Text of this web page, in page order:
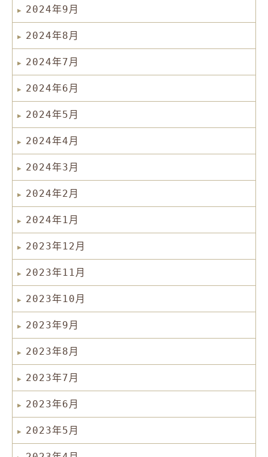
2024年9月
2024年8月
2024年7月
2024年6月
2024年5月
2024年4月
2024年3月
2024年2月
2024年1月
2023年12月
2023年11月
2023年10月
2023年9月
2023年8月
2023年7月
2023年6月
2023年5月